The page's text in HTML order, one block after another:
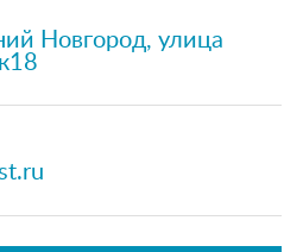
Новгород, улица